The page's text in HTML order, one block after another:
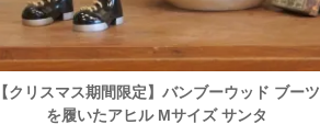
【クリスマス期間限定】バンブーウッド ブーツ
を履いたアヒル Mサイズ サンタ